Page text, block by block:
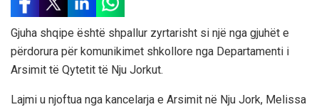
Gjuha shqipe është shpallur zyrtarisht si një nga gjuhët e
përdorura për komunikimet shkollore nga Departamenti i
Arsimit të Qytetit të Nju Jorkut.
Lajmi u njoftua nga kancelarja e Arsimit në Nju Jork, Melissa